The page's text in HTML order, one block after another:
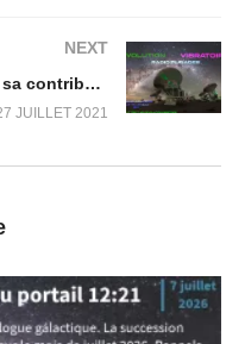
Résistance,
reconnectant…
vous abonner), et pour
la guérison
NEXT
Radio Pléiades #12 – Augmenter sa contribution à la Lumière
JUILLET 2021